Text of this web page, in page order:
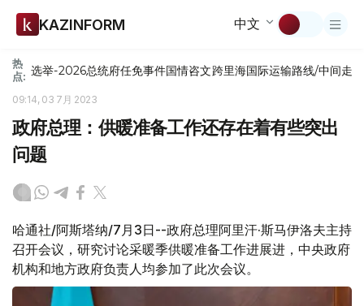
KAZINFORM 中文
热
点: 选举-2026总统府任免事件国情咨文跨里海国际运输路线/中间走廊
09:14, 03 7月 2023
政府总理：供暖准备工作还存在着有些突出
问题
哈通社/阿斯塔纳/7月3日--政府总理阿里汗·斯马伊洛夫主持
召开会议，研究讨论采暖季供暖准备工作进展进，中央政府
机构和地方政府负责人均参加了此次会议。